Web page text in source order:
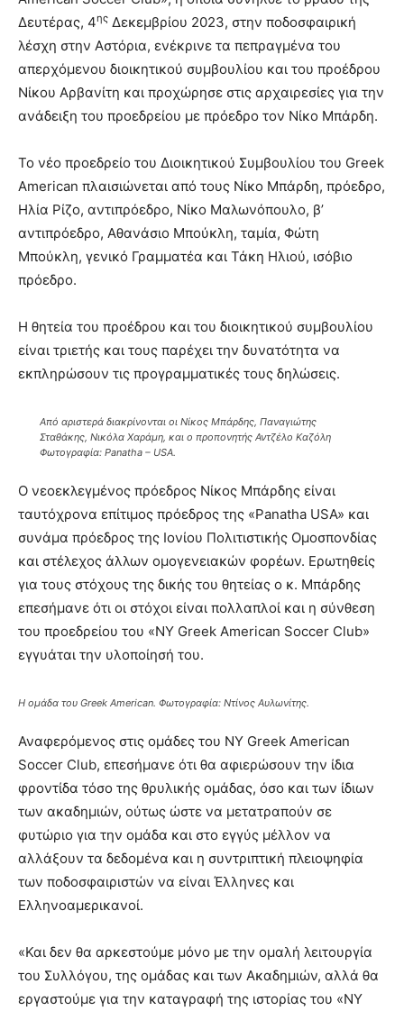
Δευτέρας, 4ης Δεκεμβρίου 2023, στην ποδοσφαιρική
λέσχη στην Αστόρια, ενέκρινε τα πεπραγμένα του
απερχόμενου διοικητικού συμβουλίου και του προέδρου
Νίκου Αρβανίτη και προχώρησε στις αρχαιρεσίες για την
ανάδειξη του προεδρείου με πρόεδρο τον Νίκο Μπάρδη.
Το νέο προεδρείο του Διοικητικού Συμβουλίου του Greek
American πλαισιώνεται από τους Νίκο Μπάρδη, πρόεδρο,
Ηλία Ρίζο, αντιπρόεδρο, Νίκο Μαλωνόπουλο, β’
αντιπρόεδρο, Αθανάσιο Μπούκλη, ταμία, Φώτη
Μπούκλη, γενικό Γραμματέα και Τάκη Ηλιού, ισόβιο
πρόεδρο.
Η θητεία του προέδρου και του διοικητικού συμβουλίου
είναι τριετής και τους παρέχει την δυνατότητα να
εκπληρώσουν τις προγραμματικές τους δηλώσεις.
Από αριστερά διακρίνονται οι Νίκος Μπάρδης, Παναγιώτης
Σταθάκης, Νικόλα Χαράμη, και ο προπονητής Αντζέλο Καζόλη
Φωτογραφία: Panatha – USA.
Ο νεοεκλεγμένος πρόεδρος Νίκος Μπάρδης είναι
ταυτόχρονα επίτιμος πρόεδρος της «Panatha USA» και
συνάμα πρόεδρος της Ιονίου Πολιτιστικής Ομοσπονδίας
και στέλεχος άλλων ομογενειακών φορέων. Ερωτηθείς
για τους στόχους της δικής του θητείας ο κ. Μπάρδης
επεσήμανε ότι οι στόχοι είναι πολλαπλοί και η σύνθεση
του προεδρείου του «NY Greek American Soccer Club»
εγγυάται την υλοποίησή του.
Η ομάδα του Greek American. Φωτογραφία: Ντίνος Αυλωνίτης.
Αναφερόμενος στις ομάδες του NY Greek American
Soccer Club, επεσήμανε ότι θα αφιερώσουν την ίδια
φροντίδα τόσο της θρυλικής ομάδας, όσο και των ίδιων
των ακαδημιών, ούτως ώστε να μετατραπούν σε
φυτώριο για την ομάδα και στο εγγύς μέλλον να
αλλάξουν τα δεδομένα και η συντριπτική πλειοψηφία
των ποδοσφαιριστών να είναι Έλληνες και
Ελληνοαμερικανοί.
«Και δεν θα αρκεστούμε μόνο με την ομαλή λειτουργία
του Συλλόγου, της ομάδας και των Ακαδημιών, αλλά θα
εργαστούμε για την καταγραφή της ιστορίας του «NY